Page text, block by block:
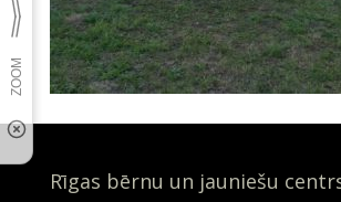
Rīgas bērnu un jauniešu